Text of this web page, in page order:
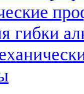
гибки